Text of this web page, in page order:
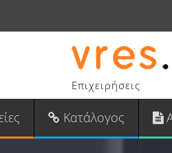
Επιχειρήσεις
Κατάλογος